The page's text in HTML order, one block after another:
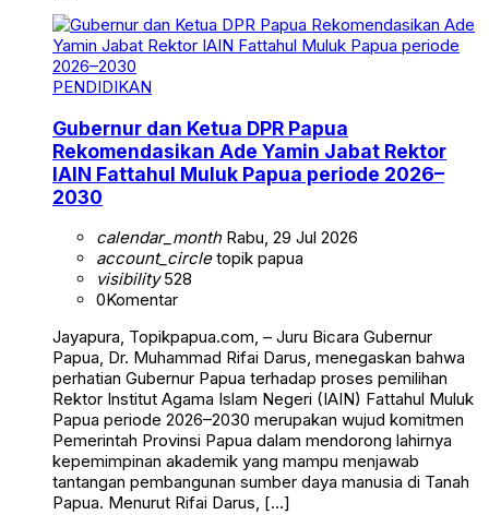
PENDIDIKAN
Gubernur dan Ketua DPR Papua
Rekomendasikan Ade Yamin Jabat Rektor
IAIN Fattahul Muluk Papua periode 2026–
2030
calendar_monthRabu, 29 Jul 2026
account_circletopik papua
visibility528
0Komentar
Jayapura, Topikpapua.com, – Juru Bicara Gubernur
Papua, Dr. Muhammad Rifai Darus, menegaskan bahwa
perhatian Gubernur Papua terhadap proses pemilihan
Rektor Institut Agama Islam Negeri (IAIN) Fattahul Muluk
Papua periode 2026–2030 merupakan wujud komitmen
Pemerintah Provinsi Papua dalam mendorong lahirnya
kepemimpinan akademik yang mampu menjawab
tantangan pembangunan sumber daya manusia di Tanah
Papua. Menurut Rifai Darus, […]